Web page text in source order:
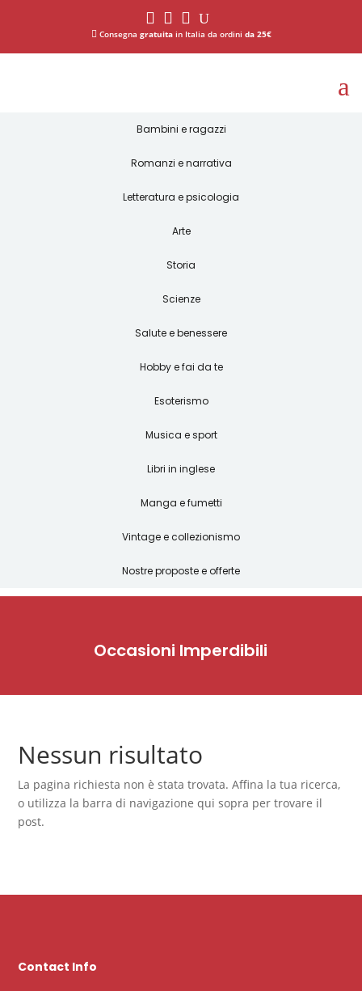
   U
 Consegna gratuitain Italia da ordini da 25€
a
Bambini e ragazzi
Romanzi e narrativa
Letteratura e psicologia
Arte
Storia
Scienze
Salute e benessere
Hobby e fai da te
Esoterismo
Musica e sport
Libri in inglese
Manga e fumetti
Vintage e collezionismo
Nostre proposte e offerte
Occasioni Imperdibili
Nessun risultato
La pagina richiesta non è stata trovata. Affina la tua ricerca,
o utilizza la barra di navigazione qui sopra per trovare il
post.
Contact Info